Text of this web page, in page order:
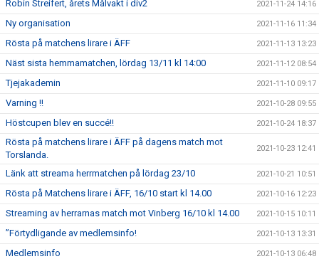
Robin Streifert, årets Målvakt i div2 2021-11-24 14:16
Ny organisation 2021-11-16 11:34
Rösta på matchens lirare i ÄFF 2021-11-13 13:23
Näst sista hemmamatchen, lördag 13/11 kl 14:00 2021-11-12 08:54
Tjejakademin 2021-11-10 09:17
Varning !! 2021-10-28 09:55
Höstcupen blev en succé!! 2021-10-24 18:37
Rösta på matchens lirare i ÄFF på dagens match mot
Torslanda.
2021-10-23 12:41
Länk att streama herrmatchen på lördag 23/10 2021-10-21 10:51
Rösta på Matchens lirare i ÄFF, 16/10 start kl 14.00 2021-10-16 12:23
Streaming av herrarnas match mot Vinberg 16/10 kl 14.00 2021-10-15 10:11
”Förtydligande av medlemsinfo! 2021-10-13 13:31
Medlemsinfo 2021-10-13 06:48